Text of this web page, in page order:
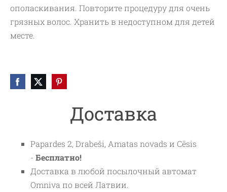
Доставка
Papardes 2, Drabeši, Amatas novads и Cēsis
- Бесплатно!
Доставка в любой посылочный автомат
Omniva по всей Латвии.
ополаскивания. Повторите процедуру для очень
грязных волос. Хранить в недоступном для детей
месте.